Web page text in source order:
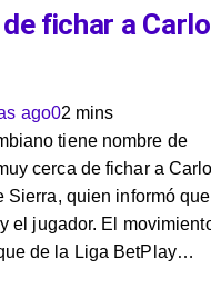
fichar a
ago02 mins
tiene nombre de
cerca de fichar a
Sierra, quien informó que
el jugador. El
de la Liga BetPlay…